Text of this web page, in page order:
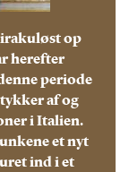
op
herefter
periode
af og
i Italien.
et nyt
ind i et